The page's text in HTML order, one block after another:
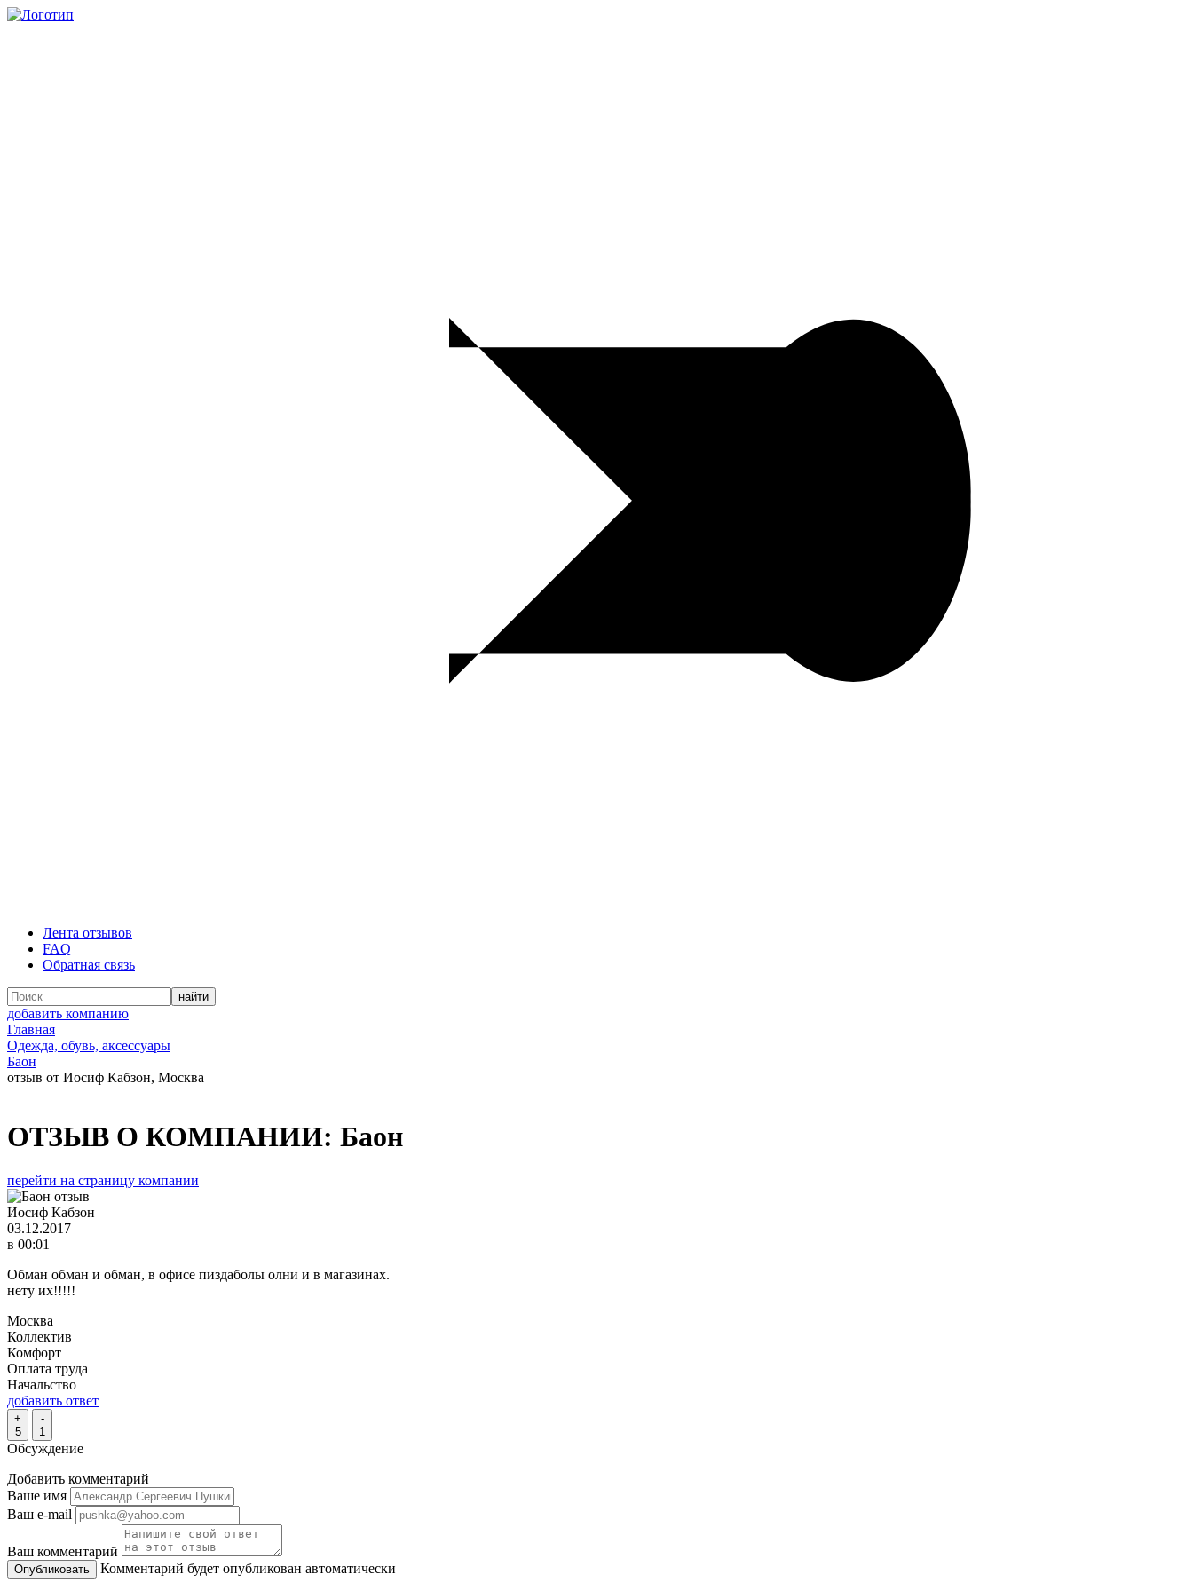
Лента отзывов
FAQ
Обратная связь
добавить компанию
Главная
Одежда, обувь, аксессуары
Баон
отзыв от Иосиф Кабзон, Москва
ОТЗЫВ О КОМПАНИИ: Баон
перейти на страницу компании
Иосиф Кабзон
03.12.2017
в 00:01
Обман обман и обман, в офисе пиздаболы олни и в магазинах.
нету их!!!!!
Москва
Коллектив
Комфорт
Оплата труда
Начальство
добавить ответ
+
5
-
1
Обсуждение
Добавить комментарий
Ваше имя
Ваш e-mail
Ваш комментарий
Комментарий будет опубликован автоматически